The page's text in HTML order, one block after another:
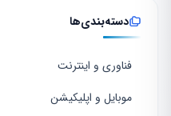
دسته‌بندی‌ها
فناوری و اینترنت
موبایل و اپلیکیشن